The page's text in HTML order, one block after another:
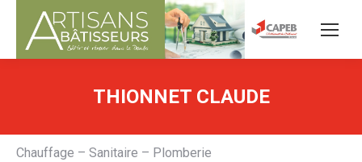
THIONNET CLAUDE
Chauffage – Sanitaire – Plomberie